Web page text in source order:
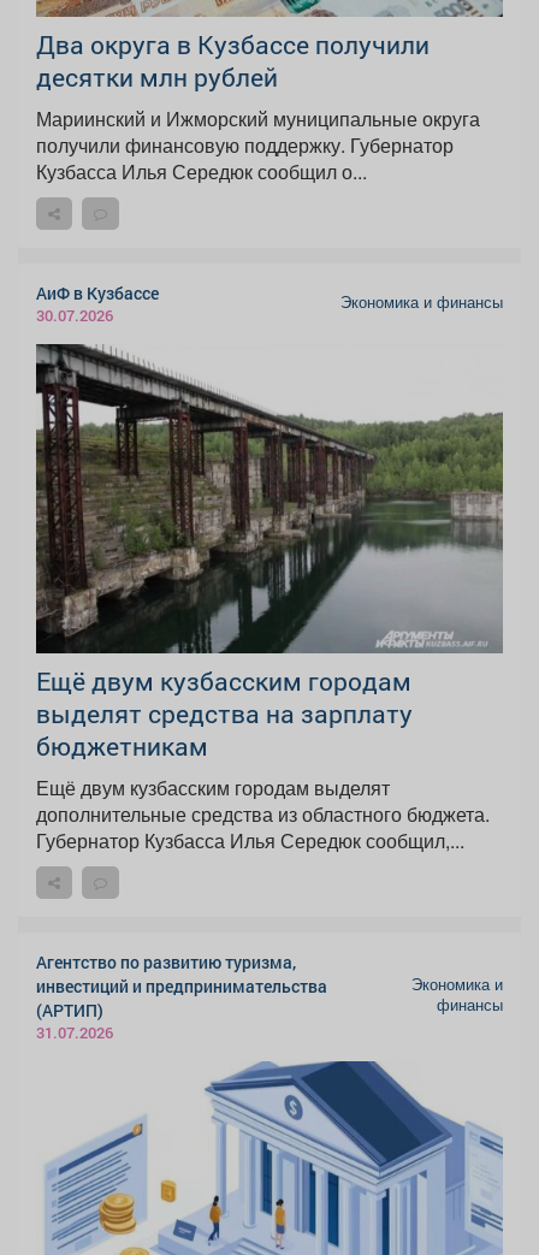
Два округа в Кузбассе получили
десятки млн рублей
Мариинский и Ижморский муниципальные округа
получили финансовую поддержку. Губернатор
Кузбасса Илья Середюк сообщил о...
АиФ в Кузбассе
30.07.2026
Экономика и финансы
Ещё двум кузбасским городам
выделят средства на зарплату
бюджетникам
Ещё двум кузбасским городам выделят
дополнительные средства из областного бюджета.
Губернатор Кузбасса Илья Середюк сообщил,...
Агентство по развитию туризма,
инвестиций и предпринимательства
(АРТИП)
31.07.2026
Экономика и
финансы